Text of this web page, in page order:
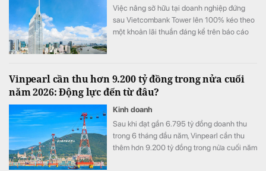
Việc nâng sở hữu tại doanh nghiệp đứng
sau Vietcombank Tower lên 100% kéo theo
một khoản lãi thuần đáng kể trên báo cáo
Vinpearl cần thu hơn 9.200 tỷ đồng trong nửa cuối
năm 2026: Động lực đến từ đâu?
Kinh doanh
Sau khi đạt gần 6.795 tỷ đồng doanh thu
trong 6 tháng đầu năm, Vinpearl cần thu
thêm hơn 9.200 tỷ đồng trong nửa cuối năm